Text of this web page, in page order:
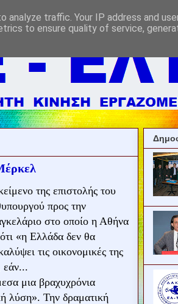
της επιστολής του
προς την
στο οποίο η Αθήνα
ότι «η Ελλάδα δεν θα
τις οικονομικές της
εάν...
μια βραχυχρόνια
λύση». Την δραματική
traffic. Your IP address and
to ensure quality of service,